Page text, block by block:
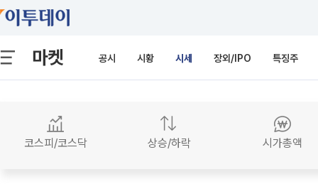
마켓 공시 시황 시세 장외/IPO 특징주
코스피/코스닥 상승/하락 시가총액